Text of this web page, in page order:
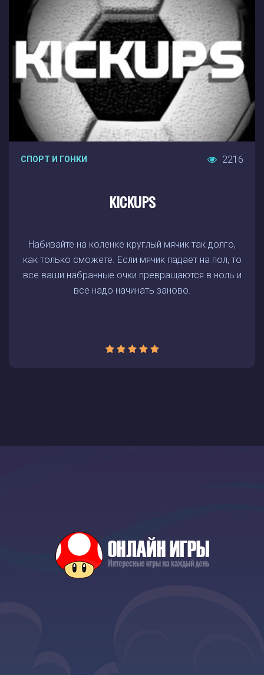
СПОРТ И ГОНКИ 2216
KICKUPS
Набивайте на коленке круглый мячик так долго,
как только сможете. Если мячик падает на пол, то
все ваши набранные очки превращаются в ноль и
все надо начинать заново.